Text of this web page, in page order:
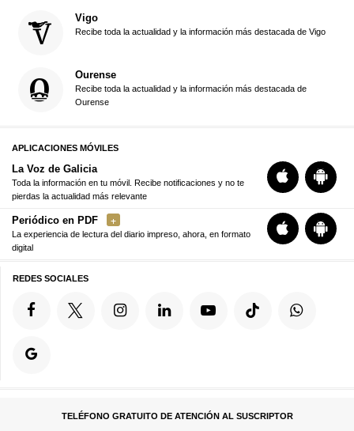
Vigo
Recibe toda la actualidad y la información más destacada de Vigo
Ourense
Recibe toda la actualidad y la información más destacada de
Ourense
APLICACIONES MÓVILES
La Voz de Galicia
Toda la información en tu móvil. Recibe notificaciones y no te
pierdas la actualidad más relevante
Periódico en PDF
La experiencia de lectura del diario impreso, ahora, en formato
digital
REDES SOCIALES
TELÉFONO GRATUITO DE ATENCIÓN AL SUSCRIPTOR